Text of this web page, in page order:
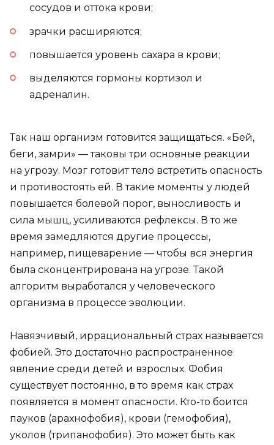
сосудов и оттока крови;
зрачки расширяются;
повышается уровень сахара в крови;
выделяются гормоны кортизол и
адреналин.
Так наш организм готовится защищаться. «Бей,
беги, замри» — таковы три основные реакции
на угрозу. Мозг готовит тело встретить опасность
и противостоять ей. В такие моменты у людей
повышается болевой порог, выносливость и
сила мышц, усиливаются рефлексы. В то же
время замедляются другие процессы,
например, пищеварение — чтобы вся энергия
была сконцентрирована на угрозе. Такой
алгоритм выработался у человеческого
организма в процессе эволюции.
Навязчивый, иррациональный страх называется
фобией. Это достаточно распространенное
явление среди детей и взрослых. Фобия
существует постоянно, в то время как страх
появляется в момент опасности. Кто-то боится
пауков (арахнофобия), крови (гемофобия),
уколов (трипанофобия). Это может быть как